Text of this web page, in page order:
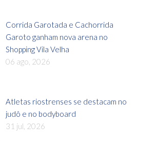
Corrida Garotada e Cachorrida
Garoto ganham nova arena no
Shopping Vila Velha
06 ago, 2026
Atletas riostrenses se destacam no
judô e no bodyboard
31 jul, 2026